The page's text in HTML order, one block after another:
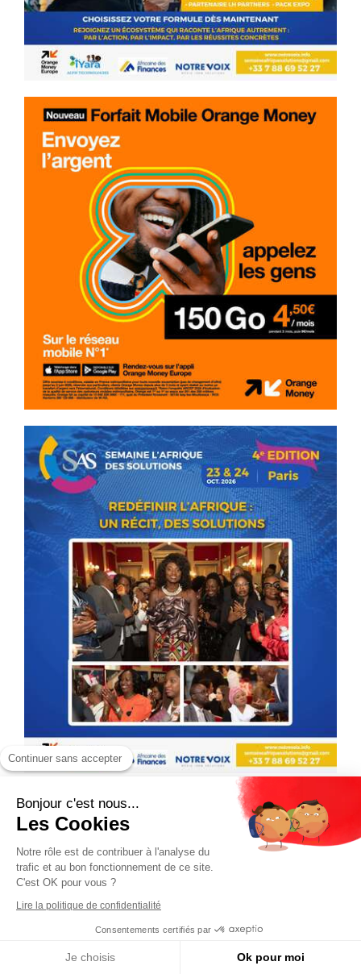
Continuer sans accepter
Bonjour c'est nous...
Les Cookies
Notre rôle est de contribuer à l'analyse du
trafic et au bon fonctionnement de ce site.
C'est OK pour vous ?
Lire la politique de confidentialité
Consentements certifiés par
Je choisis Ok pour moi